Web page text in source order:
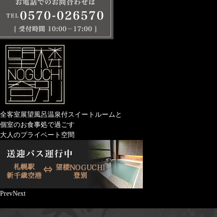
全客室展望風呂温泉付スイートルームと
個室のお食事処で過ごす
大人のプライベート空間
PrevNext